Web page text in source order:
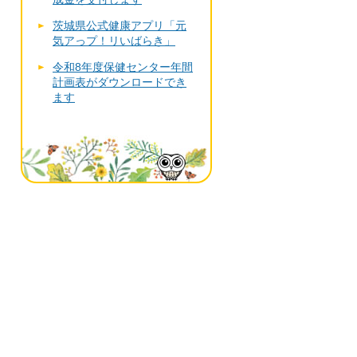
茨城県公式健康アプリ「元
気アっプ！リいばらき」
令和8年度保健センター年間
計画表がダウンロードでき
ます